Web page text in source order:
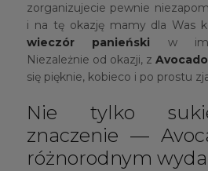
zorganizujecie pewnie
i na tę okazję mamy dla Was
wieczór panieński w
Niezależnie od okazji, z
się pięknie, kobieco i po prostu
Nie tylko
znaczenie —
różnorodnym